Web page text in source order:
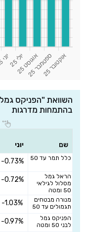
בהתמחות מדרגות
שם יוני
כלל תמר עד 50 -0.73%
הראל גמל
מסלול לגילאי
50 ומטה
-0.72%
מנורה מבטחים
תגמולים עד 50
-1.03%
הפניקס גמל
לבני 50 ומטה
-0.97%